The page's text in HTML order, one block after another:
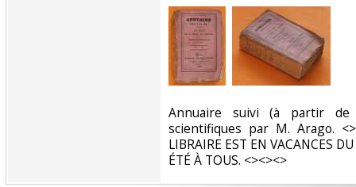
‎Annuaire suivi (à partir
scientifiques par M. Arago.
LIBRAIRE EST EN VACANCES
ÉTÉ À TOUS. <><><>‎